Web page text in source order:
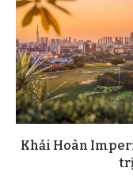
Khải Hoàn